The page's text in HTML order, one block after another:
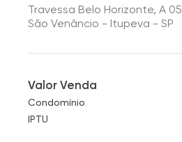
Travessa Belo Horizonte, A 05
São Venâncio - Itupeva - SP
Valor Venda
Condomínio
IPTU